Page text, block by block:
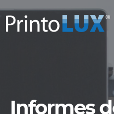
Informes